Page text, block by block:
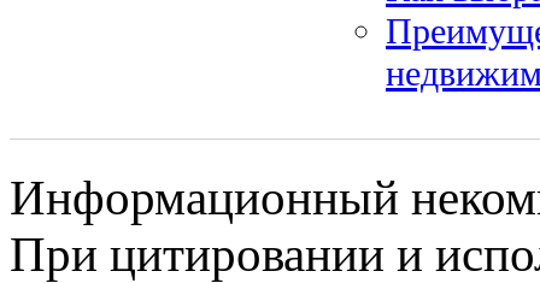
Информационный
При цитировании и